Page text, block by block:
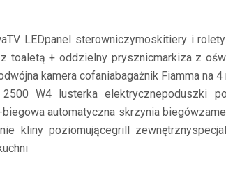
TV LEDpanel sterowniczymoskitiery i rolety
z toaletą + oddzielny prysznicmarkiza z
kamera cofaniabagażnik Fiamma na
W4 lusterka elektrycznepoduszki
biegowa automatyczna skrzynia biegów
kliny poziomującegrill zewnętrzny